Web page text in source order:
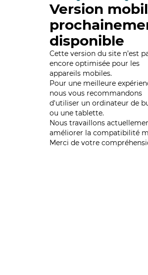
Version
disponible
Cette version du site n’est
encore optimisée pour les
appareils mobiles.
Pour une meilleure
nous vous recommandons
d'utiliser un ordinateur de
ou une tablette.
Nous travaillons
améliorer la compatibilité
Merci de votre